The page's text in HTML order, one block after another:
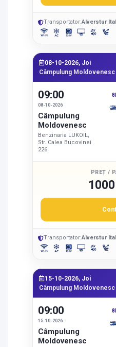
Transportator:Alverstur
08-10-2026, Joi
Câmpulung Moldovenesc
09:00
08-10-2026
Câmpulung
Moldovenesc
Benzinaria LUKOIL,
Str. Calea Bucovinei
226
PREȚ /
Transportator:Alverstur
15-10-2026, Joi
Câmpulung Moldovenesc
09:00
15-10-2026
Câmpulung
Moldovenesc